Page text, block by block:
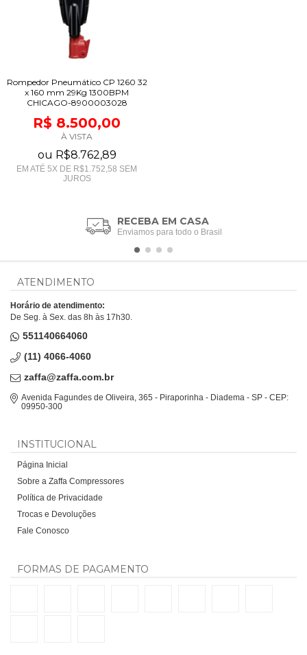
Rompedor Pneumático CP 1260 32
x 160 mm 29Kg 1300BPM
CHICAGO-8900003028
R$ 8.500,00
À VISTA
ou R$8.762,89
EM ATÉ 5X DE R$1.752,58 SEM
JUROS
RECEBA EM CASA
Enviamos para todo o Brasil
ATENDIMENTO
Horário de atendimento:
De Seg. à Sex. das 8h às 17h30.
551140664060
(11) 4066-4060
zaffa@zaffa.com.br
Avenida Fagundes de Oliveira, 365 - Piraporinha - Diadema - SP - CEP:
09950-300
INSTITUCIONAL
Página Inicial
Sobre a Zaffa Compressores
Política de Privacidade
Trocas e Devoluções
Fale Conosco
FORMAS DE PAGAMENTO